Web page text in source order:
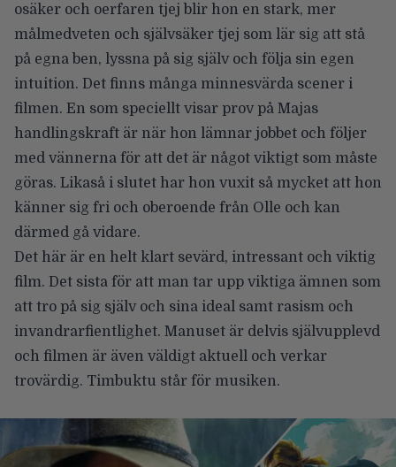
osäker och oerfaren tjej blir hon en stark, mer
målmedveten och självsäker tjej som lär sig att stå
på egna ben, lyssna på sig själv och följa sin egen
intuition. Det finns många minnesvärda scener i
filmen. En som speciellt visar prov på Majas
handlingskraft är när hon lämnar jobbet och följer
med vännerna för att det är något viktigt som måste
göras. Likaså i slutet har hon vuxit så mycket att hon
känner sig fri och oberoende från Olle och kan
därmed gå vidare.
Det här är en helt klart sevärd, intressant och viktig
film. Det sista för att man tar upp viktiga ämnen som
att tro på sig själv och sina ideal samt rasism och
invandrarfientlighet. Manuset är delvis självupplevd
och filmen är även väldigt aktuell och verkar
trovärdig. Timbuktu står för musiken.